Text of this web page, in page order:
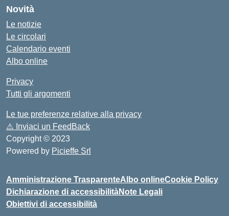
Novità
Le notizie
Le circolari
Calendario eventi
Albo online
Privacy
Tutti gli argomenti
Le tue preferenze relative alla privacy
⚠️ Inviaci un FeedBack
Copyright © 2023
Powered by Picieffe Srl
Amministrazione TrasparenteAlbo onlineCookie Policy
Dichiarazione di accessibilitàNote Legali
Obiettivi di accessibilità